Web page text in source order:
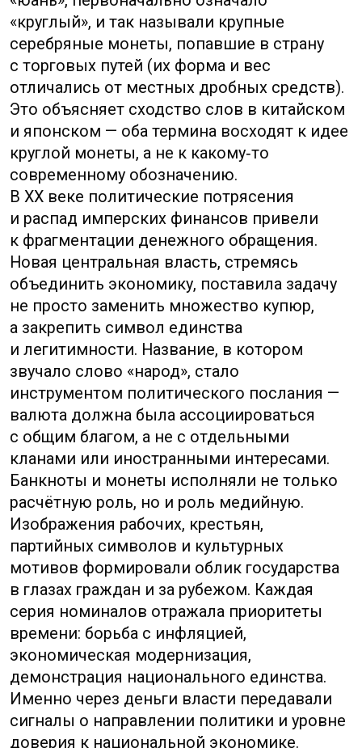
Запомните ключевой смысл:
обозначения и рынки — это
следствие исторического
стремления объединять
и контролировать экономику,
а не случайный набор
аббревиатур.
✦Если видите разницу
в обозначениях или курсах,
считайте, что перед вами
результат сочетания
национальной политики
и попытки Китая постепенно
интегрироваться в мировую
финансовую систему.
✦Наконец, образность на банкнотах
и сами названия — это не только
удобство номинала, но и часть
национального нарратива,
который важно учитывать при
интерпретации валютных
Международные коды
и символы: CNY, RMB и знак
¥ — как читать маркировку
валюты